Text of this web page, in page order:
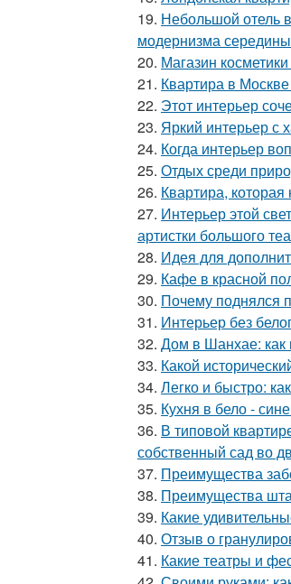
19. Небольшой отель
модернизма
20. Магазин
21. Квартира в
22. Этот интерьер
23. Яркий интерьер с
24. Когда интерьер
25. Отдых среди
26. Квартира,
27. Интерьер этой
артистки большого
28. Идея для
29. Кафе в красной
30. Почему поднялся
31. Интерьер без
32. Дом в Шанхае: как
33. Какой
34. Легко и быстро:
35. Кухня в бело -
36. В типовой
собственный сад во
37. Преимущества
38. Преимущества
39. Какие
40. Отзыв о
41. Какие театры и